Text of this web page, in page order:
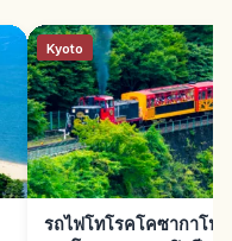
Kyoto
รถไฟโทโรคโคซากาโนะ